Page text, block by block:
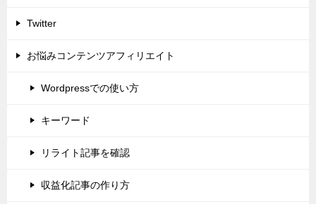
Twitter
お悩みコンテンツアフィリエイト
Wordpressでの使い方
キーワード
リライト記事を確認
収益化記事の作り方